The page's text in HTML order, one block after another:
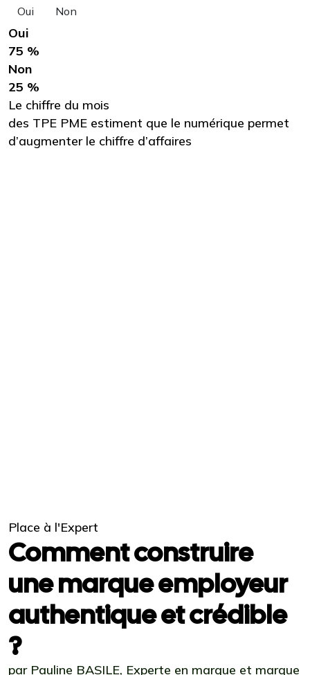
Oui Non
Oui
75 %
Non
25 %
Le chiffre du mois
des TPE PME estiment que le numérique permet
d’augmenter le chiffre d’affaires
Place à l'Expert
Comment construire
une marque employeur
authentique et crédible
?
par Pauline BASILE, Experte en marque et marque